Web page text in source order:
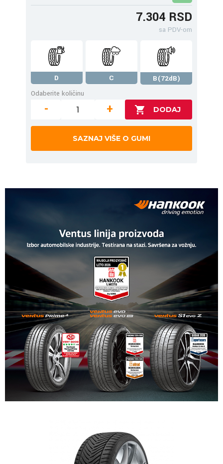
7.304 RSD
sa PDV-om
D C
B(72dB)
Odaberite količinu
- +
SAZNAJ VIŠE O GUMI